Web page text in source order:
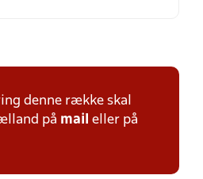
denne række skal
på mail eller på